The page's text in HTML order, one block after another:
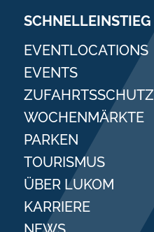
SCHNELLEINSTIEG
EVENTLOCATIONS
EVENTS
ZUFAHRTSSCHUTZ
WOCHENMÄRKTE
PARKEN
TOURISMUS
ÜBER LUKOM
KARRIERE